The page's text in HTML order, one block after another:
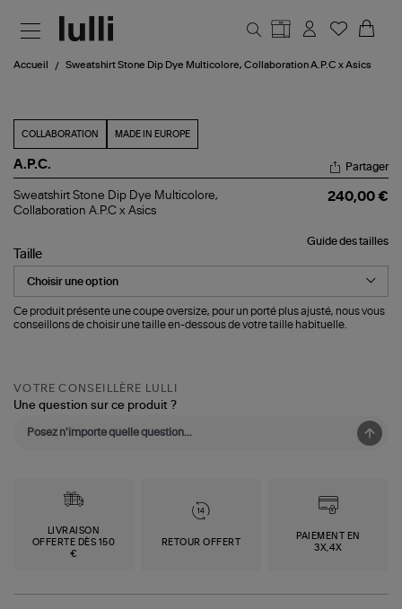
Accueil Sweatshirt Stone Dip Dye Multicolore, Collaboration A.P.C x Asics
COLLABORATION MADE IN EUROPE
A.P.C.
Sweatshirt
Stone
Multicolore,
Collaboration
A.P.C
Asics
Partager
Sweatshirt Stone Dip Dye Multicolore,
Collaboration A.P.C x Asics
240,00 €
Guide des tailles
Taille
Ce produit présente une coupe oversize, pour un porté plus ajusté, nous vous
conseillons de choisir une taille en-dessous de votre taille habituelle.
VOTRE CONSEILLÈRE LULLI
Une question sur ce produit ?
LIVRAISON
OFFERTE DÈS 150
€
RETOUR OFFERT
PAIEMENT EN
3X,4X